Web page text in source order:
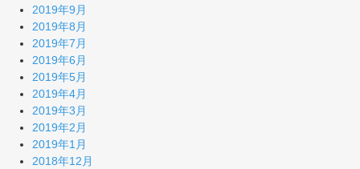
2019年9月
2019年8月
2019年7月
2019年6月
2019年5月
2019年4月
2019年3月
2019年2月
2019年1月
2018年12月